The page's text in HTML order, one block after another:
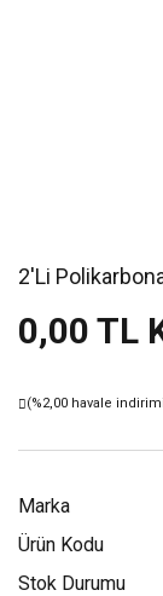
2'Li
0,00 TL
(%2,00 havale
Marka
Ürün Kodu
Stok Durumu